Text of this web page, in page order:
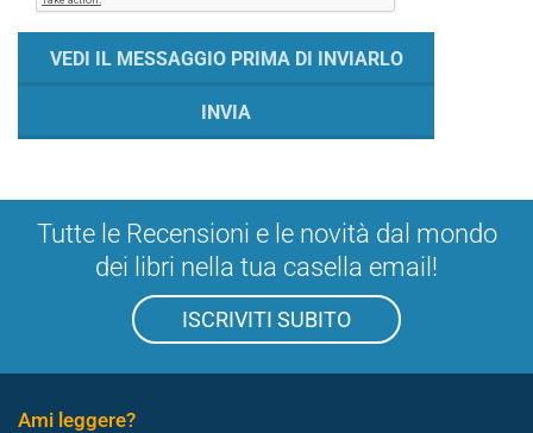
Tutte le Recensioni e le novità dal mondo
dei libri nella tua casella email!
ISCRIVITI SUBITO
Ami leggere?